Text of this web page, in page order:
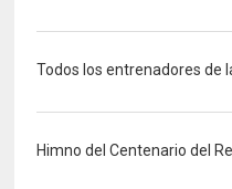
Todos los entrenadores de
Himno del Centenario del